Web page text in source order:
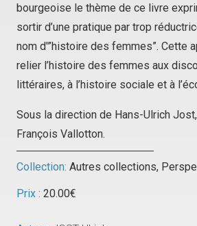
bourgeoise le thème de ce livre
sortir d’une pratique par trop
nom d'”histoire des femmes”. Cette
relier l’histoire des femmes aux
littéraires, à l’histoire sociale et à
Sous la direction de Hans-Ulrich
François Vallotton.
Collection: Autres collections,
Prix : 20.00€